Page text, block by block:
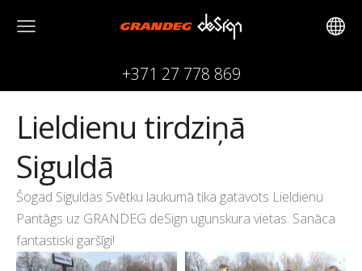
+371 27 778 869
Lieldienu tirdziņā
Siguldā
Šogad Siguldas Svētku laukumā tika gatavots Lieldienu
Pantāgs uz GRANDEG deSign ugunskura vietas. Sanāca
fantastiski garšīgi!